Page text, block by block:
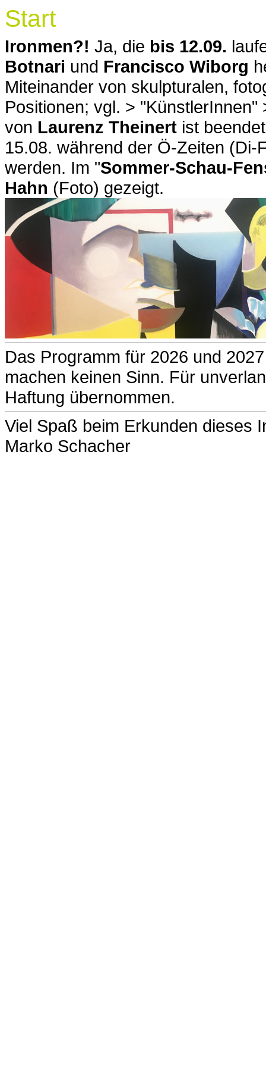
Start
Ironmen?! Ja, die bis 12.09.
Botnari und Francisco Wiborg
Miteinander von skulpturalen,
Positionen; vgl. >
von Laurenz Theinert ist
15.08. während der Ö-Zeiten
werden. Im "Sommer-Schau-
Hahn (Foto) gezeigt.
Das Programm für 2026 und
machen keinen Sinn. Für
Haftung übernommen.
Viel Spaß beim Erkunden dieses
Marko Schacher